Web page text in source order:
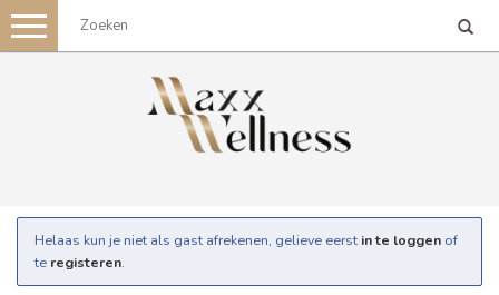
Toggle
navigation
Helaas kun je niet als gast afrekenen, gelieve eerst in te loggen of
te registeren.